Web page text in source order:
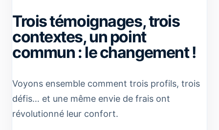
Trois témoignages, trois
contextes, un point
commun : le changement !
Voyons ensemble comment trois profils, trois
défis… et une même envie de frais ont
révolutionné leur confort.